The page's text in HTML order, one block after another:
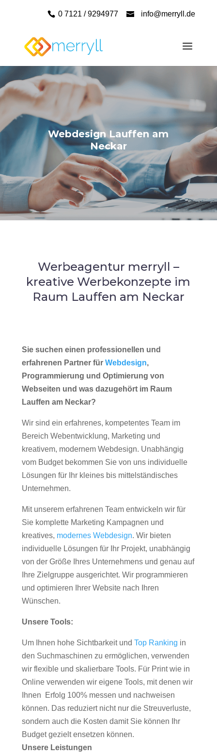
0 7121 / 9294977 info@merryll.de
Webdesign Lauffen am
Neckar
Werbeagentur merryll –
kreative Werbekonzepte im
Raum Lauffen am Neckar
Sie suchen einen professionellen und
erfahrenen Partner für Webdesign,
Programmierung und Optimierung von
Webseiten und was dazugehört im Raum
Lauffen am Neckar?
Wir sind ein erfahrenes, kompetentes Team im
Bereich Webentwicklung, Marketing und
kreativem, modernem Webdesign. Unabhängig
vom Budget bekommen Sie von uns individuelle
Lösungen für Ihr kleines bis mittelständisches
Unternehmen.
Mit unserem erfahrenen Team entwickeln wir für
Sie komplette Marketing Kampagnen und
kreatives, modernes Webdesign. Wir bieten
individuelle Lösungen für Ihr Projekt, unabhängig
von der Größe Ihres Unternehmens und genau auf
Ihre Zielgruppe ausgerichtet. Wir programmieren
und optimieren Ihrer Website nach Ihren
Wünschen.
Unsere Tools:
Um Ihnen hohe Sichtbarkeit und Top Ranking in
den Suchmaschinen zu ermöglichen, verwenden
wir flexible und skalierbare Tools. Für Print wie in
Online verwenden wir eigene Tools, mit denen wir
Ihnen Erfolg 100% messen und nachweisen
können. Das reduziert nicht nur die Streuverluste,
sondern auch die Kosten damit Sie können Ihr
Budget gezielt ensetzen können.
Unsere Leistungen